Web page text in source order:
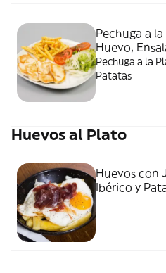
Pechuga a
Huevo,
Pechuga a la
Patatas
Huevos al Plato
Huevos con
Ibérico y